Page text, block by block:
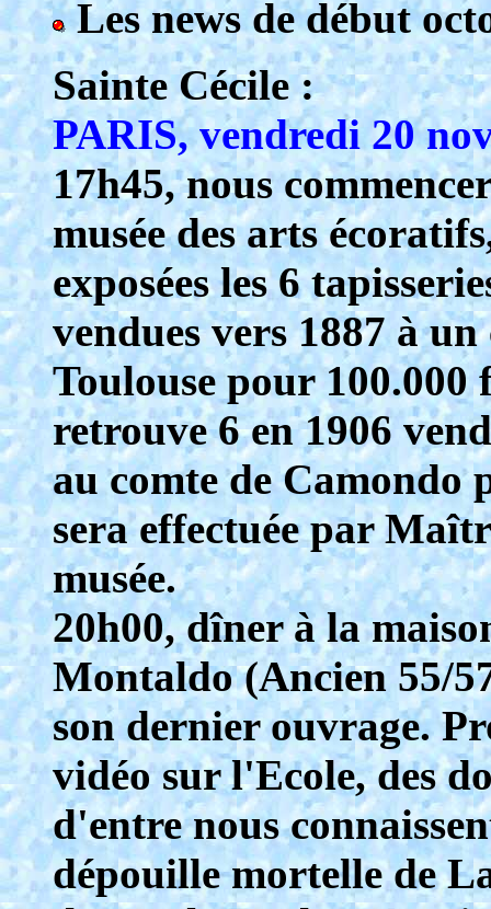
Les news de début
Sainte Cécile :
PARIS, vendredi 20
17h45, nous
musée des arts
exposées les 6
vendues vers 1887 à
Toulouse pour 100.000
retrouve 6 en 1906
au comte de Camondo
sera effectuée par
musée.
20h00, dîner à la
Montaldo (Ancien 55/
son dernier ouvrage.
vidéo sur l'Ecole, des
d'entre nous
dépouille mortelle de